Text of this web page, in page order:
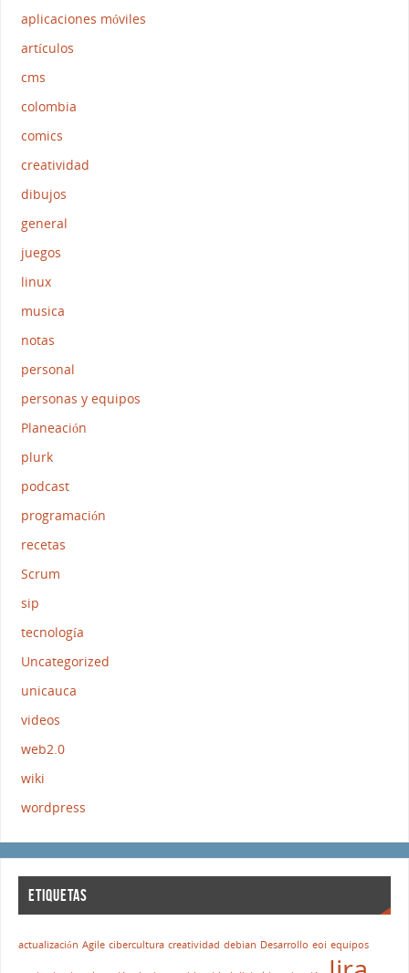
aplicaciones móviles
artículos
cms
colombia
comics
creatividad
dibujos
general
juegos
linux
musica
notas
personal
personas y equipos
Planeación
plurk
podcast
programación
recetas
Scrum
sip
tecnología
Uncategorized
unicauca
videos
web2.0
wiki
wordpress
ETIQUETAS
actualización Agile cibercultura creatividad debian Desarrollo eoi equipos